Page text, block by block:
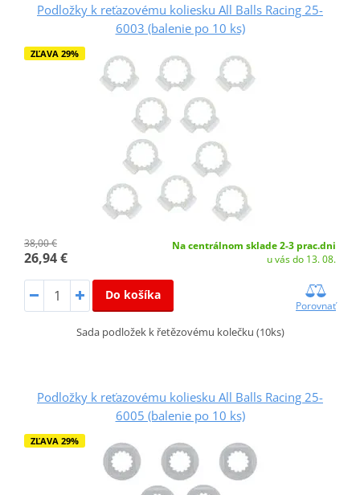
Podložky k reťazovému koliesku All Balls Racing 25-
6003 (balenie po 10 ks)
ZĽAVA 29%
38,00 €
26,94 €
Na centrálnom sklade 2-3 prac.dni
u vás do 13. 08.
Do košíka
Porovnať
Sada podložek k řetězovému kolečku (10ks)
Podložky k reťazovému koliesku All Balls Racing 25-
6005 (balenie po 10 ks)
ZĽAVA 29%